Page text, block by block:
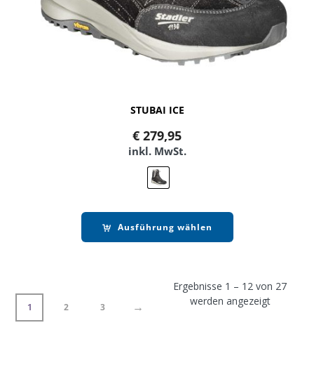
STUBAI ICE
€ 279,95
inkl. MwSt.
Ausführung wählen
1 2 3 →
Ergebnisse 1 – 12 von 27
werden angezeigt